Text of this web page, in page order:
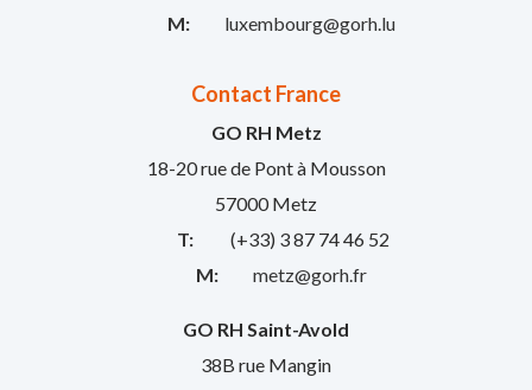
M:
luxembourg@gorh.lu
Contact France
GO RH Metz
18-20 rue de Pont à Mousson
57000 Metz
T:
(+33) 3 87 74 46 52
M:
metz@gorh.fr
GO RH Saint-Avold
38B rue Mangin